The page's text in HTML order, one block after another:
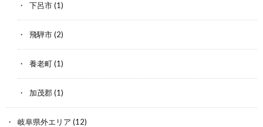
下呂市(1)
飛騨市(2)
養老町(1)
加茂郡(1)
岐阜県外エリア (12)